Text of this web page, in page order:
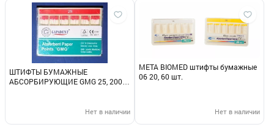
ШТИФТЫ БУМАЖНЫЕ
АБСОРБИРУЮЩИЕ GMG 25, 200
Нет в наличии
МЕТА BIOMED штифты бумажные
06 20, 60 шт.
Нет в наличии